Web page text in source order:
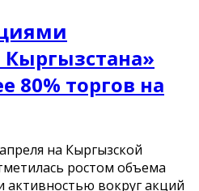
80% торгов на
на Кыргызской
ростом объема
активностью вокруг акций